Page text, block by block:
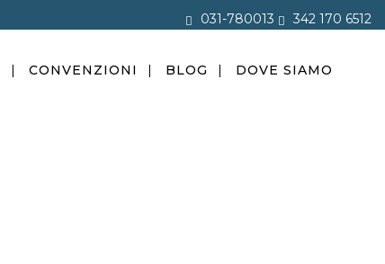
031-780013 342 170 6512
CONVENZIONI BLOG DOVE SIAMO